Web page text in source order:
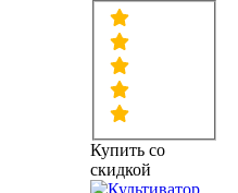
Купить со
скидкой